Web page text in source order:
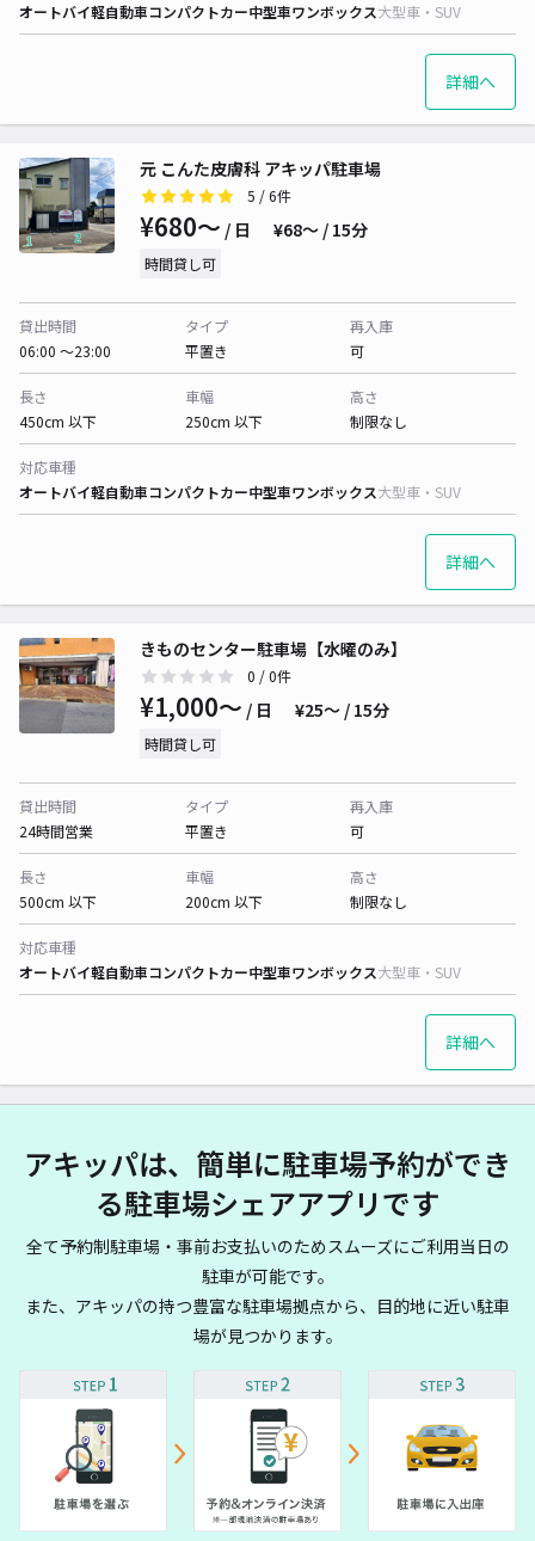
オートバイ軽自動車コンパクトカー中型車ワンボックス大型車・SUV
詳細へ
元 こんた皮膚科 アキッパ駐車場
5 / 6件
¥680〜 / 日 ¥68〜 / 15分
時間貸し可
貸出時間
06:00 〜23:00
タイプ
平置き
再入庫
可
長さ
450cm 以下
車幅
250cm 以下
高さ
制限なし
対応車種
オートバイ軽自動車コンパクトカー中型車ワンボックス大型車・SUV
詳細へ
きものセンター駐車場【水曜のみ】
0 / 0件
¥1,000〜 / 日 ¥25〜 / 15分
時間貸し可
貸出時間
24時間営業
タイプ
平置き
再入庫
可
長さ
500cm 以下
車幅
200cm 以下
高さ
制限なし
対応車種
オートバイ軽自動車コンパクトカー中型車ワンボックス大型車・SUV
詳細へ
アキッパは、簡単に駐車場予約ができ
る駐車場シェアアプリです
全て予約制駐車場・事前お支払いのためスムーズにご利用当日の
駐車が可能です。
また、アキッパの持つ豊富な駐車場拠点から、目的地に近い駐車
場が見つかります。